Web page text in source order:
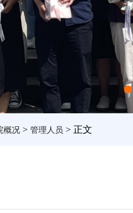
概况 > 管理人员 > 正文